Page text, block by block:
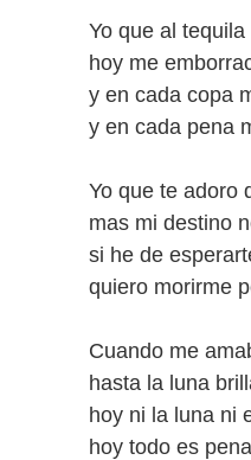
Yo que al
hoy me
y en cada copa
y en cada pena
Yo que te adoro
mas mi destino
si he de
quiero morirme
Cuando me
hasta la luna
hoy ni la luna ni
hoy todo es